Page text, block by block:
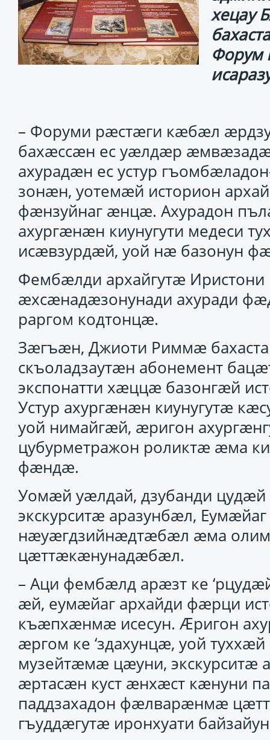
хецау
Форум
– Форуми рӕстӕги кӕбӕл
бахӕссӕн ес уӕлдӕр
ахурадӕн ес устур
зонӕн, уотемӕй историон
фӕнзуйнаг ӕнцӕ. Ахурадон
ахургӕнӕн киунугути медеси
исӕвзурдӕй, уой нӕ базонун
Фембӕлди архайгутӕ
ӕхсӕнадӕзонунади ахуради
раргом кодтонцӕ.
Зӕгъӕн, Джиоти Риммӕ
скъоладзаутӕн абонемент
экспонатти хӕццӕ базонгӕй
Устур ахургӕнӕн киунугутӕ
уой нимайгӕй, ӕригон
цубурметражон роликтӕ ӕма
фӕндӕ.
Уомӕй уӕлдай, дзубанди
экскурситӕ аразунбӕл,
нӕуӕгдзийнӕдтӕбӕл ӕма
цӕттӕкӕнунадӕбӕл.
– Аци фембӕлд арӕзт ке
ӕй, еумӕйаг архайди фӕрци
къӕпхӕнмӕ исесун. Ӕригон
ӕргом ке ‘здахунцӕ, уой
музейтӕмӕ цӕуни, экскурситӕ
ӕртасӕн куст ӕнхӕст кӕнуни
паддзахадон фӕлварӕнмӕ
гъуддӕгутӕ иронхуати